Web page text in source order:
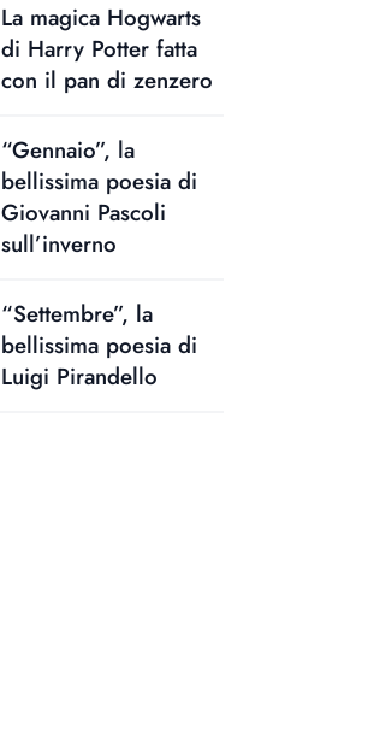
La magica Hogwarts
di Harry Potter fatta
con il pan di zenzero
“Gennaio”, la
bellissima poesia di
Giovanni Pascoli
sull’inverno
“Settembre”, la
bellissima poesia di
Luigi Pirandello